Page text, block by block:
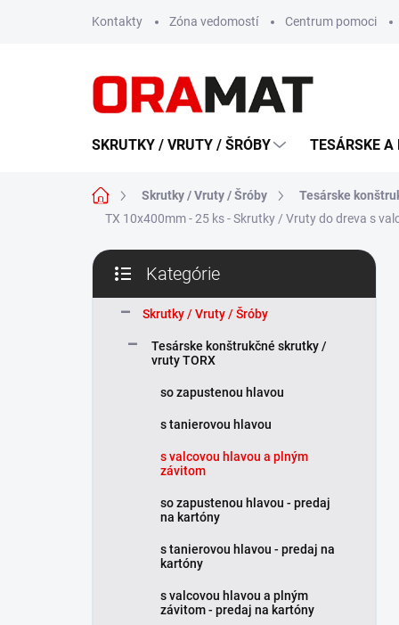
Kontakty Zóna vedomostí Centrum pomoci
SKRUTKY / VRUTY / ŠRÓBY TESÁRSKE A
DomovSkrutky / Vruty / Šróby Tesárske
TX 10x400mm - 25 ks - Skrutky / Vruty do dreva s
B
č
kategórie
Kategórie
Skrutky / Vruty / Šróby
Tesárske konštrukčné skrutky /
vruty TORX
so zapustenou hlavou
s tanierovou hlavou
s valcovou hlavou a plným
závitom
so zapustenou hlavou - predaj
na kartóny
s tanierovou hlavou - predaj na
kartóny
s valcovou hlavou a plným
závitom - predaj na kartóny